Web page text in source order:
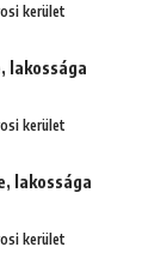
kerület
lakossága
kerület
lakossága
kerület